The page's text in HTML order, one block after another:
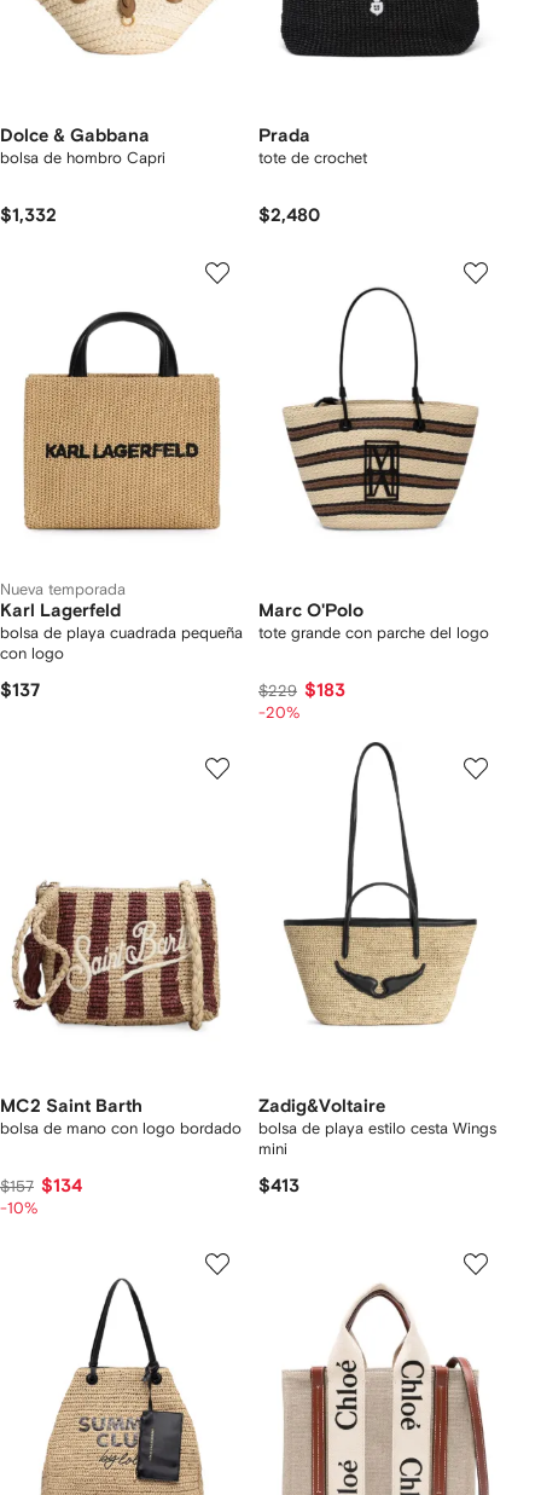
Dolce & Gabbana
bolsa de hombro Capri
$1,332
Prada
tote de crochet
$2,480
Nueva temporada
Karl Lagerfeld
bolsa de playa cuadrada pequeña
con logo
$137
Marc O'Polo
tote grande con parche del logo
$229 $183
-20%
MC2 Saint Barth
bolsa de mano con logo bordado
$157 $134
-10%
Zadig&Voltaire
bolsa de playa estilo cesta Wings
mini
$413